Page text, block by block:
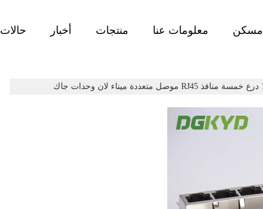
مسكن معلومات عنا منتجات أخبار حالات